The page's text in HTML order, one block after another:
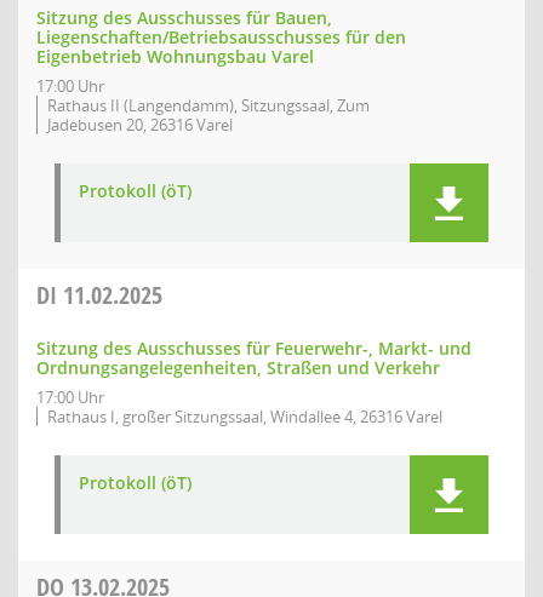
Sitzung des Ausschusses für Bauen,
Liegenschaften/Betriebsausschusses für den
Eigenbetrieb Wohnungsbau Varel
17:00 Uhr
Rathaus II (Langendamm), Sitzungssaal, Zum
Jadebusen 20, 26316 Varel
Protokoll (öT)
DI 11.02.2025
Sitzung des Ausschusses für Feuerwehr-, Markt- und
Ordnungsangelegenheiten, Straßen und Verkehr
17:00 Uhr
Rathaus I, großer Sitzungssaal, Windallee 4, 26316 Varel
Protokoll (öT)
DO 13.02.2025